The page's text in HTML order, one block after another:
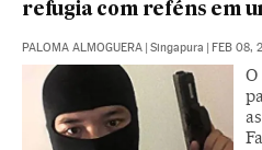
refugia com reféns em
PALOMA ALMOGUERA Singapura FEB 08,